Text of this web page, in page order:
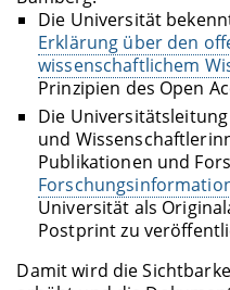
Die Universität
Erklärung über den
wissenschaftlichem
Prinzipien des Open
Die
und
Publikationen und
Universität als
Postprint zu
Damit wird die